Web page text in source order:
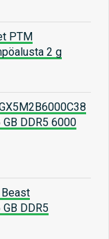
PTM
2 g
DDR5 6000
Beast
DDR5